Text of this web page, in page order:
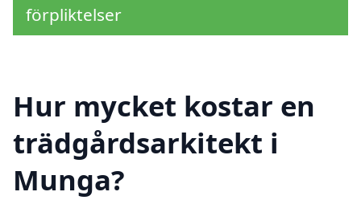
förpliktelser
Hur mycket kostar en
trädgårdsarkitekt i
Munga?